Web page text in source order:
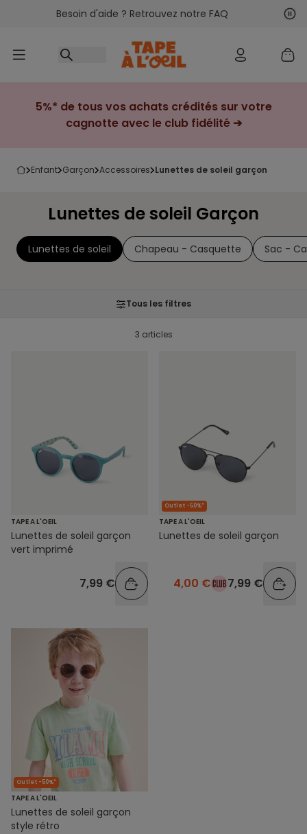
Accéder au contenu
Besoin d'aide ? Retrouvez notre FAQ
5%* de tous vos achats crédités sur votre
cagnotte avec le club fidélité ➔
enfant garçon accessoires lunettes de soleil garçon
Lunettes de soleil Garçon
Lunettes de soleil Chapeau - Casquette Sac -
Tous les filtres
3 articles
TAPE A L'OEIL
Lunettes de soleil garçon
vert imprimé
7,99 €
Outlet -50%*
TAPE A L'OEIL
Lunettes de soleil garçon
4,00 € 7,99 €
Outlet -50%*
TAPE A L'OEIL
Lunettes de soleil garçon
style rétro